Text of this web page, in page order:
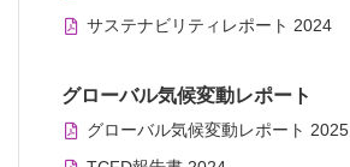
サステナビリティレポート 2024
グローバル気候変動レポート
グローバル気候変動レポート 2025